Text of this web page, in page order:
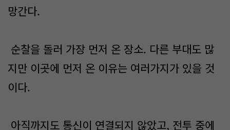
망간다.
순찰을 돌러 가장 먼저 온 장소. 다른 부대도 많
지만 이곳에 먼저 온 이유는 여러가지가 있을 것
이다.
아직까지도 통신이 연결되지 않았고, 전투 중에